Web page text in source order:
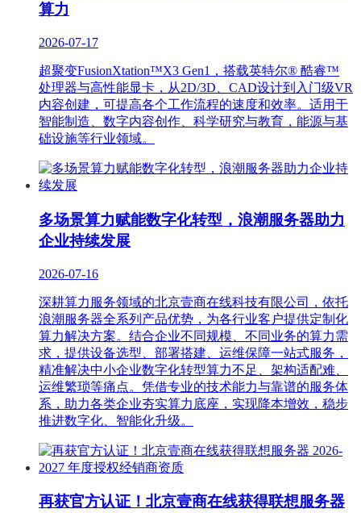
算力
2026-07-17
超聚变FusionXtation™X3 Gen1，搭载英特尔® 酷睿™
处理器与高性能显卡，从2D/3D、CAD设计到入门级VR
内容创建，可提高各个工作流程的速度和效率。适用于
智能制造、数字内容创作、科学研究与教育，能源与基
础设施等行业领域。
多场景算力赋能数字化转型，浪潮服务器助力
企业持续发展
2026-07-16
深耕算力服务领域的北京壹商在线科技有限公司，依托
浪潮服务器全系列产品优势，为各行业客户提供定制化
算力解决方案。结合企业不同规模、不同业务的算力需
求，提供设备选型、部署搭建、运维保障一站式服务，
精准解决中小企业数字化转型算力不足、架构适配难、
运维繁琐等痛点。凭借专业的技术能力与靠谱的服务体
系，助力各类企业夯实算力底座，实现降本增效，稳步
推进数字化、智能化升级。
再获官方认证！北京壹商在线获得联想服务器